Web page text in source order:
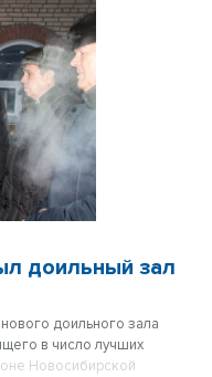
доильный зал
доильного зала
в число лучших
Новосибирской